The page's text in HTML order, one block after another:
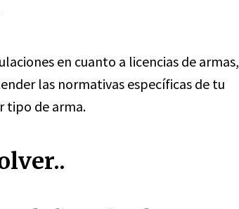
en cuanto a licencias de armas,
las normativas específicas de tu
tipo de arma.